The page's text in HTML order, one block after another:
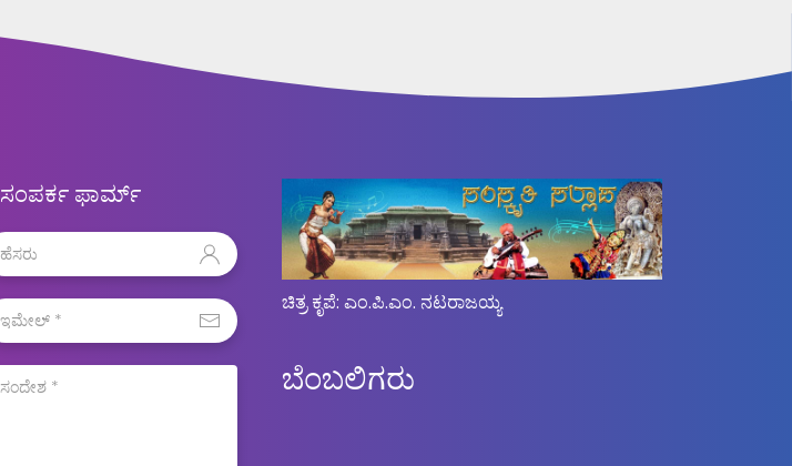
ಸಂಪರ್ಕ ಫಾರ್ಮ್
ಚಿತ್ರ ಕೃಪೆ: ಎಂ.ಪಿ.ಎಂ. ನಟರಾಜಯ್ಯ
ಬೆಂಬಲಿಗರು